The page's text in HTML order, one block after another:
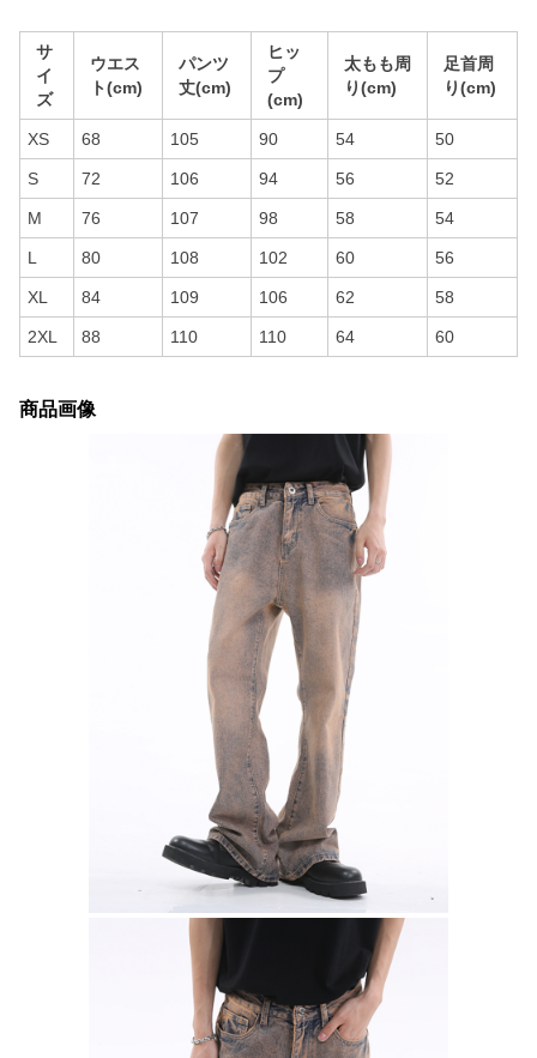
サ
イ
ズ
ウエス
ト(cm)
パンツ
丈(cm)
ヒッ
プ
(cm)
太もも周
り(cm)
足首周
り(cm)
XS 68 105 90 54 50
S 72 106 94 56 52
M 76 107 98 58 54
L 80 108 102 60 56
XL 84 109 106 62 58
2XL 88 110 110 64 60
商品画像